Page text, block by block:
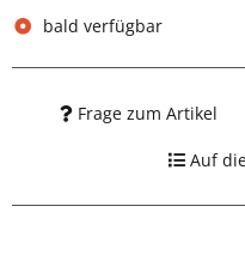
bald verfügbar
Frage zum Artikel
Auf